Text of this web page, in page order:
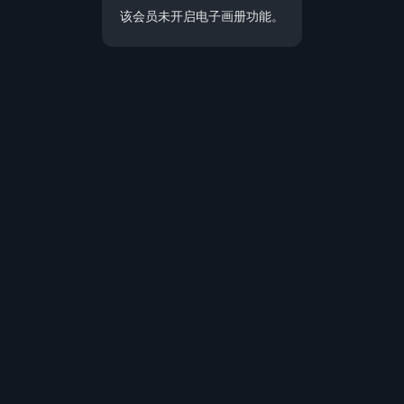
该会员未开启电子画册功能。